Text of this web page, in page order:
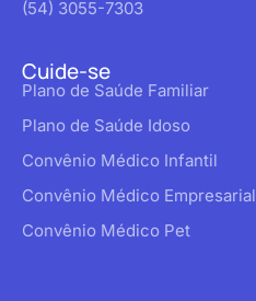
(54) 3055-7303
Cuide-se
Plano de Saúde Familiar
Plano de Saúde Idoso
Convênio Médico Infantil
Convênio Médico Empresarial
Convênio Médico Pet